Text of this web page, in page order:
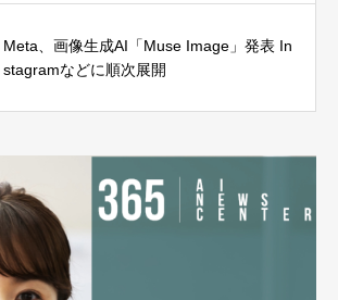
Meta、画像生成AI「Muse Image」発表 In
stagramなどに順次展開